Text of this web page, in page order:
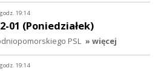
19:14
01 (Poniedziałek)
PSL » więcej
19:14